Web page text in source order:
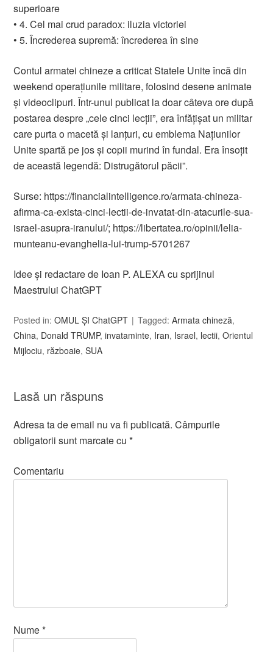
superioare
• 4. Cel mai crud paradox: iluzia victoriei
• 5. Încrederea supremă: încrederea în sine
Contul armatei chineze a criticat Statele Unite încă din
weekend operațiunile militare, folosind desene animate
și videoclipuri. Într-unul publicat la doar câteva ore după
postarea despre „cele cinci lecții”, era înfățișat un militar
care purta o macetă și lanțuri, cu emblema Națiunilor
Unite spartă pe jos și copii murind în fundal. Era însoțit
de această legendă: Distrugătorul păcii”.
Surse: https://financialintelligence.ro/armata-chineza-
afirma-ca-exista-cinci-lectii-de-invatat-din-atacurile-sua-
israel-asupra-iranului/; https://libertatea.ro/opinii/lelia-
munteanu-evanghelia-lui-trump-5701267
Idee și redactare de Ioan P. ALEXA cu sprijinul
Maestrului ChatGPT
Posted in:OMUL ȘI ChatGPT Tagged:Armata chineză,
China, Donald TRUMP,invataminte, Iran, Israel, lectii,Orientul
Mijlociu, războaie,SUA
Lasă un răspuns
Adresa ta de email nu va fi publicată. Câmpurile
obligatorii sunt marcate cu*
Comentariu
Nume*